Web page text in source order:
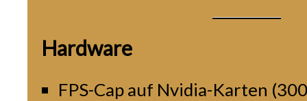
Hardware
FPS-Cap auf Nvidia-Karten